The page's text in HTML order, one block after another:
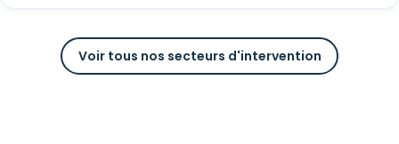
Voir tous nos secteurs d'intervention